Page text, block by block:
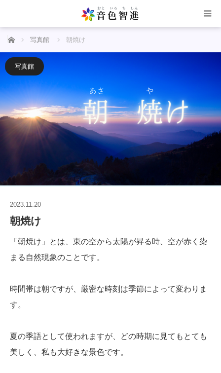
ホーム 写真館 朝焼け
写真館
2023.11.20
朝焼け
「朝焼け」とは、東の空から太陽が昇る時、空が赤く染
まる自然現象のことです。
時間帯は朝ですが、厳密な時刻は季節によって変わりま
す。
夏の季語として使われますが、どの時期に見てもとても
美しく、私も大好きな景色です。